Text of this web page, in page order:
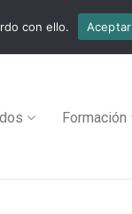
Formación
con ello. Aceptar